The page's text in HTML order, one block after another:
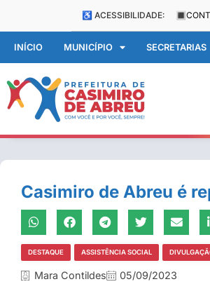
♿ ACESSIBILIDADE: 🔳
INÍCIO MUNICÍPIO SECRETARIAS
Casimiro de Abreu é
DESTAQUE ASSISTÊNCIA SOCIAL
Mara Contildes 05/09/2023